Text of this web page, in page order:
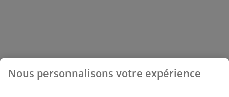
Nous personnalisons votre expérience